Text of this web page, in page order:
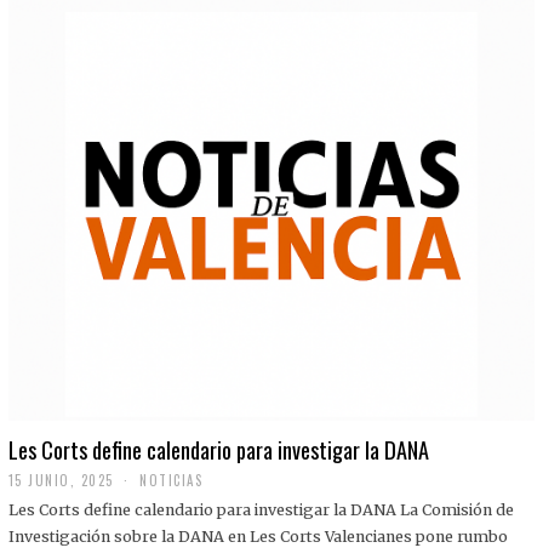
Les Corts define calendario para investigar la DANA
15 JUNIO, 2025 NOTICIAS
Les Corts define calendario para investigar la DANA La Comisión de
Investigación sobre la DANA en Les Corts Valencianes pone rumbo